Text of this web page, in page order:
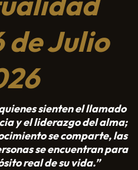
de Julio
sienten el llamado
y el liderazgo del alma;
se comparte, las
se encuentran para
real de su vida.”